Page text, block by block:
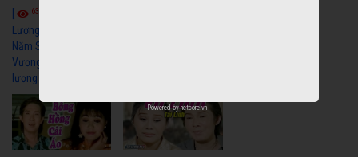
6322
Lương Xưa : Rồi 30
Năm Sau - Minh
Vương Lệ Thủy | cải
lương xã hội hay nhất
Powered bynetcore.vn